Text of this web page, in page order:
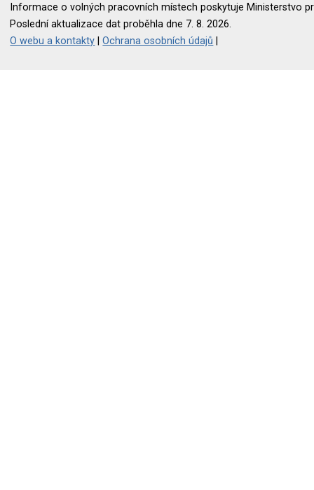
Informace o volných pracovních místech poskytuje Ministerstvo
Poslední aktualizace dat proběhla dne 7. 8. 2026.
O webu a kontakty |Ochrana osobních údajů